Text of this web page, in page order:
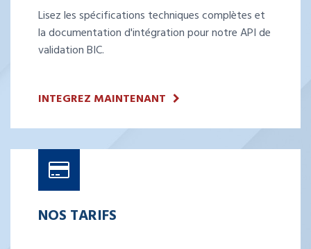
Lisez les spécifications techniques complètes et
la documentation d'intégration pour notre API de
validation BIC.
INTEGREZ MAINTENANT
NOS TARIFS